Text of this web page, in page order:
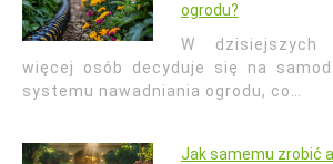
ogrodu?
W dzisiejszych
więcej osób decyduje się na
systemu nawadniania ogrodu, co…
Jak samemu zrobić